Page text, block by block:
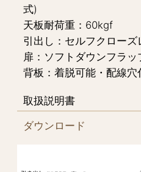
式)
天板耐荷重：60kgf
引出し：セルフクローズ
扉：ソフトダウンフラッ
背板：着脱可能・配線穴
取扱説明書
ダウンロード